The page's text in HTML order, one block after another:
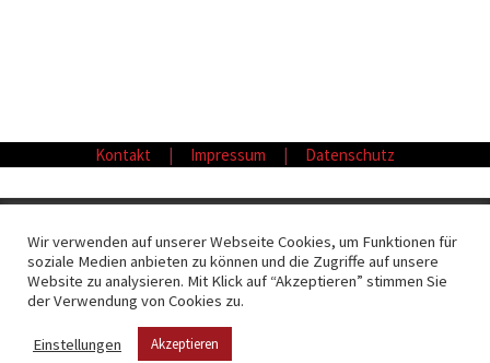
© 2026 Fliesen Möller GmbH & Co. KG – Alle Rechte vorbehalten
Präsentiert vonWP– Entworfen mit demCustomizr-Theme
Wir verwenden auf unserer Webseite Cookies, um Funktionen für
soziale Medien anbieten zu können und die Zugriffe auf unsere
Website zu analysieren. Mit Klick auf “Akzeptieren” stimmen Sie
der Verwendung von Cookies zu.
Einstellungen Akzeptieren
Kontakt | Impressum | Datenschutz